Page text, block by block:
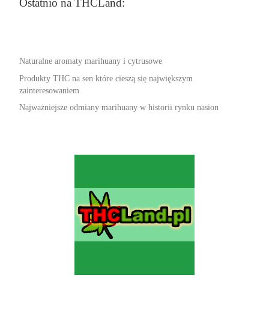
Naturalne aromaty marihuany i cytrusowe
Produkty THC na sen które cieszą się największym
zainteresowaniem
Najważniejsze odmiany marihuany w historii rynku nasion